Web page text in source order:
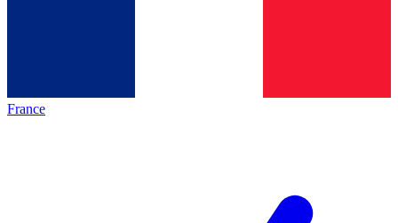
France